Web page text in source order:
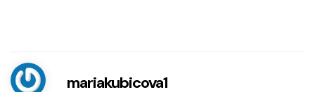
mariakubicova1